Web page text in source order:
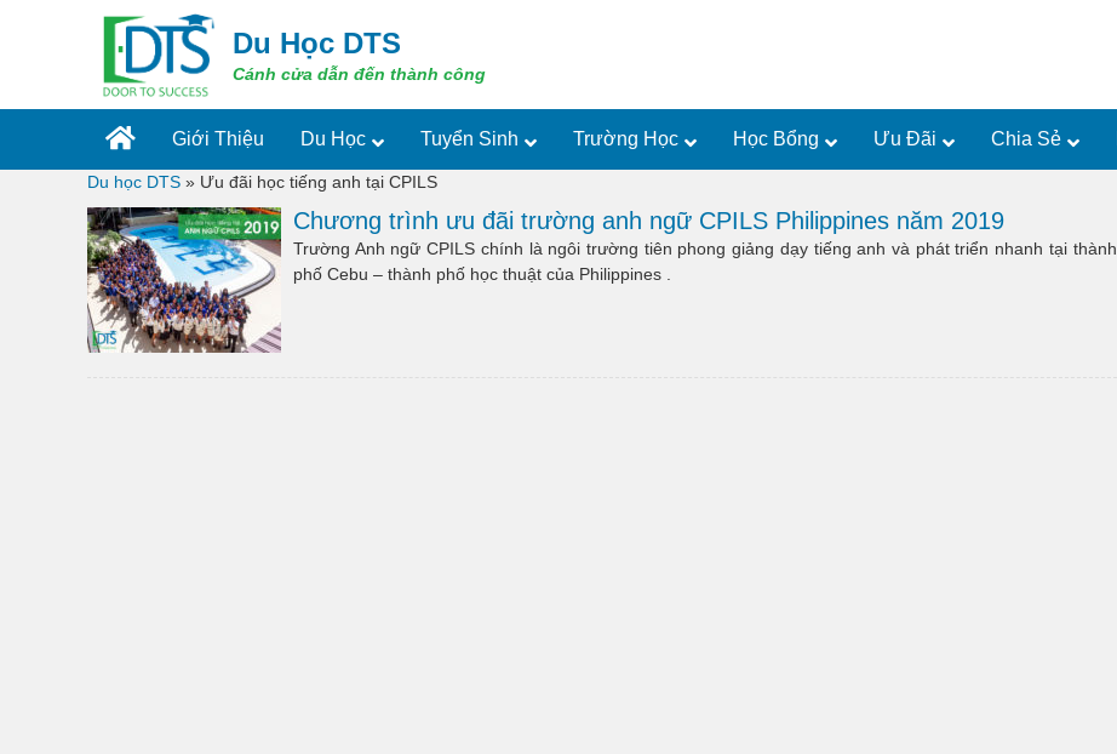
Du Học DTS
Cánh cửa dẫn đến thành công
Giới Thiệu Du Học Tuyển Sinh Trường Học Học Bổng Ưu Đãi Chia Sẻ
Du học DTS » Ưu đãi học tiếng anh tại CPILS
Chương trình ưu đãi trường anh ngữ CPILS Philippines năm 2019
Trường Anh ngữ CPILS chính là ngôi trường tiên phong giảng dạy tiếng anh và phát triển nhanh tại thành
phố Cebu – thành phố học thuật của Philippines .